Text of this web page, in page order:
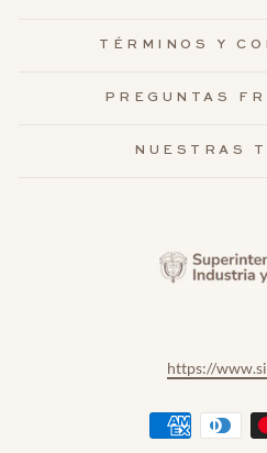
TÉRMINOS Y
PREGUNTAS
NUESTRAS
https://